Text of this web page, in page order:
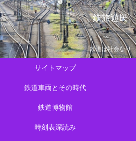
鉄旅遊民
鉄道は社会なり
サイトマップ
鉄道車両とその時代
鉄道博物館
時刻表深読み